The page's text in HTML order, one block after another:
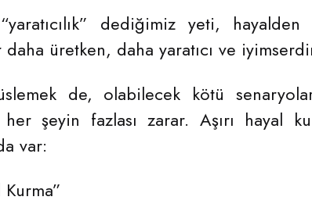
dediğimiz yeti, hayalden
üretken, daha yaratıcı ve
de, olabilecek kötü
şeyin fazlası zarar. Aşırı hayal
var: